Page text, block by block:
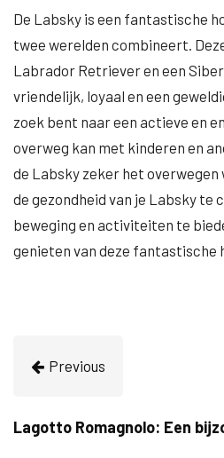
De Labsky is een fantastische
twee werelden combineert.
Labrador Retriever en een
vriendelijk, loyaal en een
zoek bent naar een actieve en
overweg kan met kinderen en
de Labsky zeker het
de gezondheid van je Labsky te
beweging en activiteiten te
genieten van deze fantastische
Previous
Lagotto Romagnolo: Een